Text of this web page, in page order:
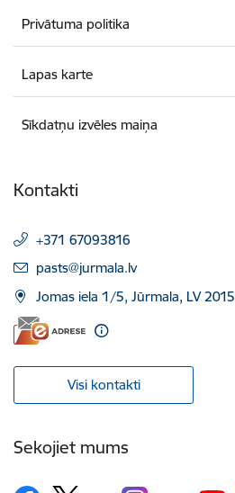
Privātuma politika
Lapas karte
Sīkdatņu izvēles maiņa
Kontakti
+371 67093816
E-pasts:
pasts@jurmala.lv
Jomas iela 1/5, Jūrmala, LV 2015
Visi kontakti
Sekojiet mums